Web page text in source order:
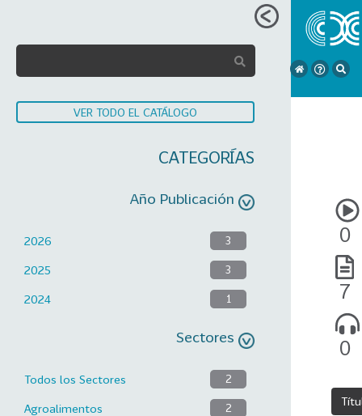
VER TODO EL CATÁLOGO
CATEGORÍAS
Año Publicación
2026 3
2025 3
2024 1
Sectores
Todos los Sectores 2
Agroalimentos 2
0
7
0